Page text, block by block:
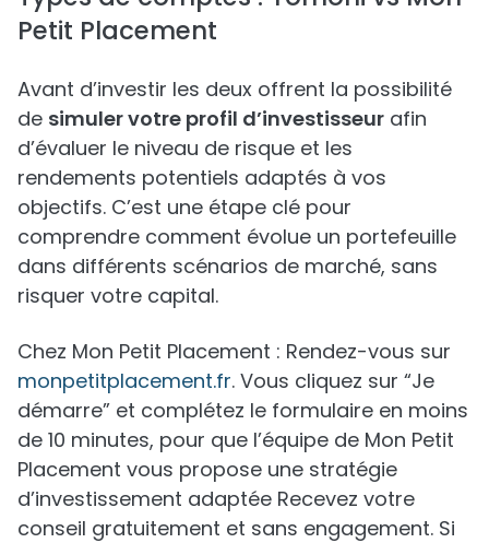
Petit Placement
Avant d’investir les deux offrent la possibilité
de simuler votre profil d’investisseur afin
d’évaluer le niveau de risque et les
rendements potentiels adaptés à vos
objectifs. C’est une étape clé pour
comprendre comment évolue un portefeuille
dans différents scénarios de marché, sans
risquer votre capital.
Chez Mon Petit Placement : Rendez-vous sur
monpetitplacement.fr. Vous cliquez sur “Je
démarre” et complétez le formulaire en moins
de 10 minutes, pour que l’équipe de Mon Petit
Placement vous propose une stratégie
d’investissement adaptée Recevez votre
conseil gratuitement et sans engagement. Si